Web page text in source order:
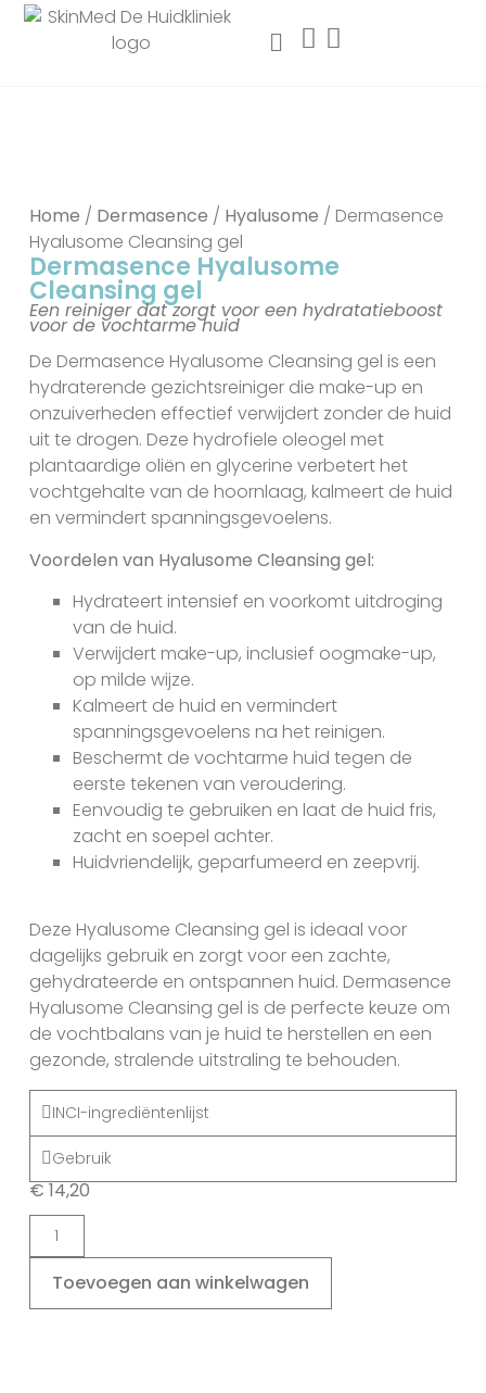
Home / Dermasence / Hyalusome / Dermasence
Hyalusome Cleansing gel
Dermasence Hyalusome
Cleansing gel
Een reiniger dat zorgt voor een hydratatieboost
voor de vochtarme huid
De Dermasence Hyalusome Cleansing gel is een
hydraterende gezichtsreiniger die make-up en
onzuiverheden effectief verwijdert zonder de huid
uit te drogen. Deze hydrofiele oleogel met
plantaardige oliën en glycerine verbetert het
vochtgehalte van de hoornlaag, kalmeert de huid
en vermindert spanningsgevoelens.
Voordelen van Hyalusome Cleansing gel:
Hydrateert intensief en voorkomt uitdroging
van de huid.
Verwijdert make-up, inclusief oogmake-up,
op milde wijze.
Kalmeert de huid en vermindert
spanningsgevoelens na het reinigen.
Beschermt de vochtarme huid tegen de
eerste tekenen van veroudering.
Eenvoudig te gebruiken en laat de huid fris,
zacht en soepel achter.
Huidvriendelijk, geparfumeerd en zeepvrij.
Deze Hyalusome Cleansing gel is ideaal voor
dagelijks gebruik en zorgt voor een zachte,
gehydrateerde en ontspannen huid. Dermasence
Hyalusome Cleansing gel is de perfecte keuze om
de vochtbalans van je huid te herstellen en een
gezonde, stralende uitstraling te behouden.
INCI-ingrediëntenlijst
Gebruik
€14,20
Toevoegen aan winkelwagen